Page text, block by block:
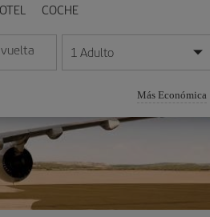
COCHE
mes/año
vuelta
fecha en formato día/mes/año
1 Adulto
Más Económica